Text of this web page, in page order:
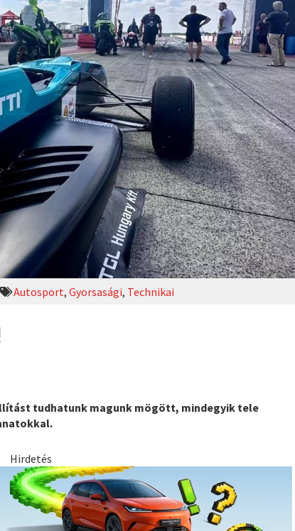
Autosport, Gyorsasági, Technikai
tudhatunk magunk mögött, mindegyik tele
Hirdetés